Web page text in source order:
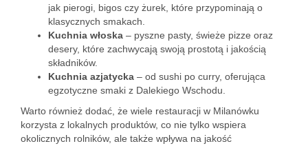
jak pierogi, bigos czy żurek, które przypominają o
klasycznych smakach.
Kuchnia włoska – pyszne pasty, świeże pizze oraz
desery, które zachwycają swoją prostotą i jakością
składników.
Kuchnia azjatycka – od sushi po curry, oferująca
egzotyczne smaki z Dalekiego Wschodu.
Warto również dodać, że wiele restauracji w Milanówku
korzysta z lokalnych produktów, co nie tylko wspiera
okolicznych rolników, ale także wpływa na jakość